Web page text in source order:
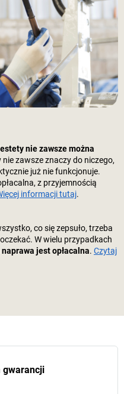
nie zawsze można
zawsze znaczy do niczego,
już nie funkcjonuje.
z przyjemnością
informacji tutaj.
co się zepsuło, trzeba
W wielu przypadkach
jest opłacalna. Czytaj
gwarancji